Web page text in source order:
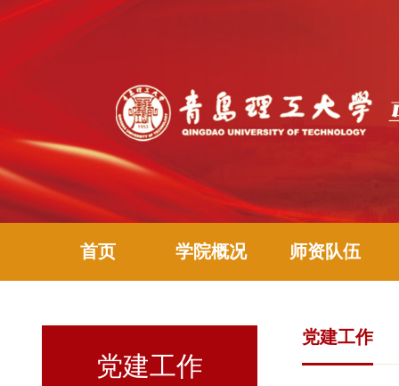
首页 学院概况 师资队伍
党建工作
党建工作